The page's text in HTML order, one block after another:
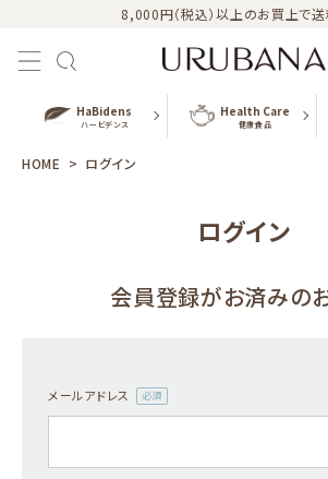
8,000円（税込）以上のお買上で
HaBidens
ハービデンス
Health Care
健康食品
シリーズ
HOME ログイン
ログイン
会員登録がお済みの
メールアドレス
(必